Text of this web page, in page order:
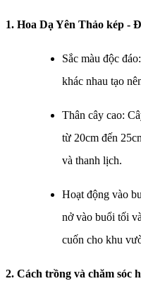
1. Hoa Dạ Yên Thảo kép -
Sắc màu độc
khác nhau tạo
Thân cây cao:
từ 20cm đến
và thanh lịch.
Hoạt động vào
nở vào buổi tối
cuốn cho khu
2. Cách trồng và chăm sóc h